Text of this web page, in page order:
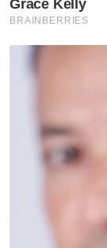
Antara
terhadap
audit
mengesan